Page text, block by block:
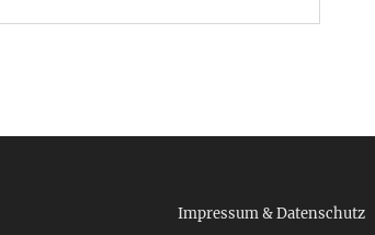
Impressum & Datenschutz